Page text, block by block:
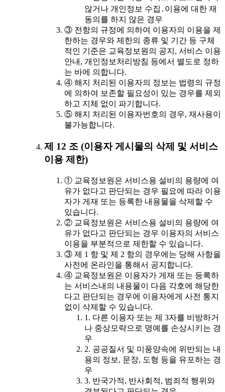
않거나 개인정보 수집․이용에 대한 재
동의를 하지 않은 경우
③ 전항의 규정에 의하여 이용자의 이용을 제
한하는 경우와 제한의 종류 및 기간 등 구체
적인 기준은 교육정보원의 공지, 서비스 이용
안내, 개인정보처리방침 등에서 별도로 정하
는 바에 의합니다.
④ 해지 처리된 이용자의 정보는 법령의 규정
에 의하여 보존할 필요성이 있는 경우를 제외
하고 지체 없이 파기합니다.
⑤ 해지 처리된 이용자번호의 경우, 재사용이
불가능합니다.
제 12 조 (이용자 게시물의 삭제 및 서비스
이용 제한)
① 교육정보원은 서비스용 설비의 용량에 여
유가 없다고 판단되는 경우 필요에 따라 이용
자가 게재 또는 등록한 내용물을 삭제할 수
있습니다.
② 교육정보원은 서비스용 설비의 용량에 여
유가 없다고 판단되는 경우 이용자의 서비스
이용을 부분적으로 제한할 수 있습니다.
③ 제 1 항 및 제 2 항의 경우에는 당해 사항을
사전에 온라인을 통해서 공지합니다.
④ 교육정보원은 이용자가 게재 또는 등록하
는 서비스내의 내용물이 다음 각호에 해당한
다고 판단되는 경우에 이용자에게 사전 통지
없이 삭제할 수 있습니다.
1. 다른 이용자 또는 제 3자를 비방하거
나 중상모략으로 명예를 손상시키는 경
우
2. 공공질서 및 미풍양속에 위반되는 내
용의 정보, 문장, 도형 등을 유포하는 경
우
3. 반국가적, 반사회적, 범죄적 행위와